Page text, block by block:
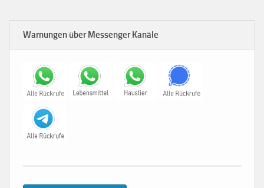
Warnungen über Messenger Kanäle